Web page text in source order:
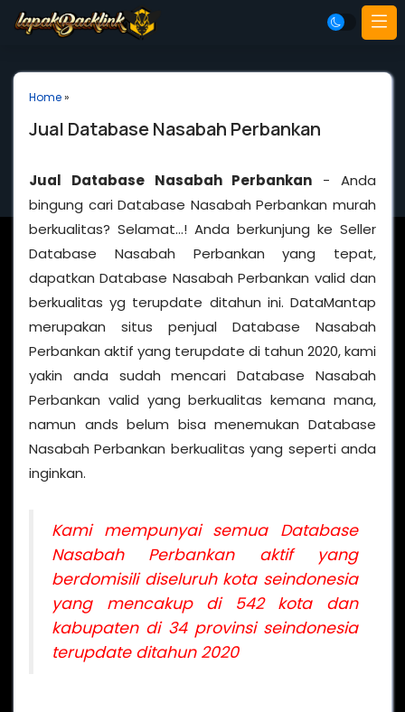
Home»
Jual Database Nasabah Perbankan
Jual Database Nasabah Perbankan - Anda
bingung cari Database Nasabah Perbankan murah
berkualitas? Selamat…! Anda berkunjung ke Seller
Database Nasabah Perbankan yang tepat,
dapatkan Database Nasabah Perbankan valid dan
berkualitas yg terupdate ditahun ini. DataMantap
merupakan situs penjual Database Nasabah
Perbankan aktif yang terupdate di tahun 2020, kami
yakin anda sudah mencari Database Nasabah
Perbankan valid yang berkualitas kemana mana,
namun ands belum bisa menemukan Database
Nasabah Perbankan berkualitas yang seperti anda
inginkan.
Kami mempunyai semua Database
Nasabah Perbankan aktif yang
berdomisili diseluruh kota seindonesia
yang mencakup di 542 kota dan
kabupaten di 34 provinsi seindonesia
terupdate ditahun 2020